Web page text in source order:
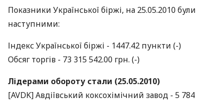
Показники Української біржі, на 25.05.2010 були
наступними:
Індекс Української біржі - 1447.42 пункти (-)
Обсяг торгів - 73 315 542.00 грн. (-)
Лідерами обороту стали (25.05.2010)
[AVDK] Авдіївський коксохімічний завод - 5 784